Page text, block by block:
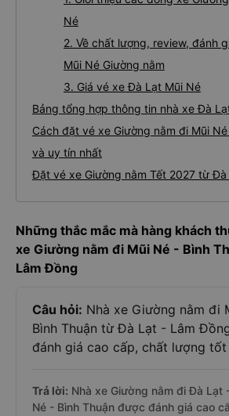
Né
2. Về chất lượng, review, đánh
Mũi Né Giường nằm
3. Giá vé xe Đà Lạt Mũi Né
Bảng tổng hợp thông tin nhà xe Đà
Cách đặt vé xe Giường nằm đi Mũi
và uy tín nhất
Đặt vé xe Giường nằm Tết 2027 từ
Những thắc mắc mà hàng khách
xe Giường nằm đi Mũi Né - Bình
Lâm Đồng
Câu hỏi: Nhà xe Giường nằm đi
Bình Thuận từ Đà Lạt - Lâm
đánh giá cao cấp, chất lượng tốt
Trả lời: Nhà xe Giường nằm đi Đà Lạt
Né - Bình Thuận được đánh giá cao